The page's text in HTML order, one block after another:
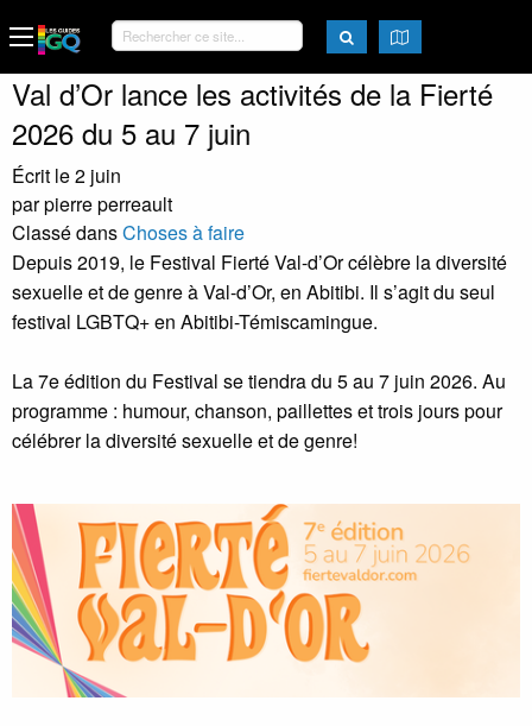
Val d’Or lance les activités de la Fierté
2026 du 5 au 7 juin
Écrit le 2 juin
par pierre perreault
Classé dansChoses à faire
Depuis 2019, le Festival Fierté Val-d’Or célèbre la diversité
sexuelle et de genre à Val-d’Or, en Abitibi. Il s’agit du seul
festival LGBTQ+ en Abitibi-Témiscamingue.
La 7e édition du Festival se tiendra du 5 au 7 juin 2026. Au
programme : humour, chanson, paillettes et trois jours pour
célébrer la diversité sexuelle et de genre!